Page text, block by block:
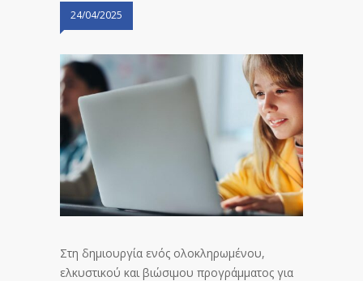
24/04/2025
Στη δημιουργία ενός ολοκληρωμένου,
ελκυστικού και βιώσιμου προγράμματος για